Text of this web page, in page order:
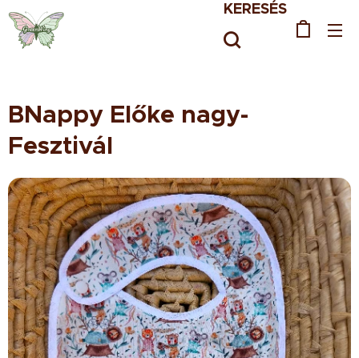
KERESÉS
BNappy Előke nagy-
Fesztivál